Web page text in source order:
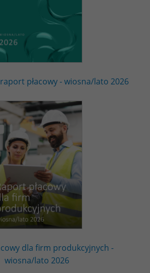
płacowy - wiosna/lato 2026
dla firm produkcyjnych -
wiosna/lato 2026